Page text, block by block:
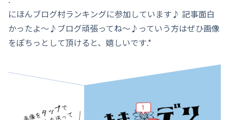
にほんブログ村ランキングに参加しています♪ 記事面白
かったよ～♪ブログ頑張ってね～♪っていう方はぜひ画像
をぽちっとして頂けると、嬉しいです.*